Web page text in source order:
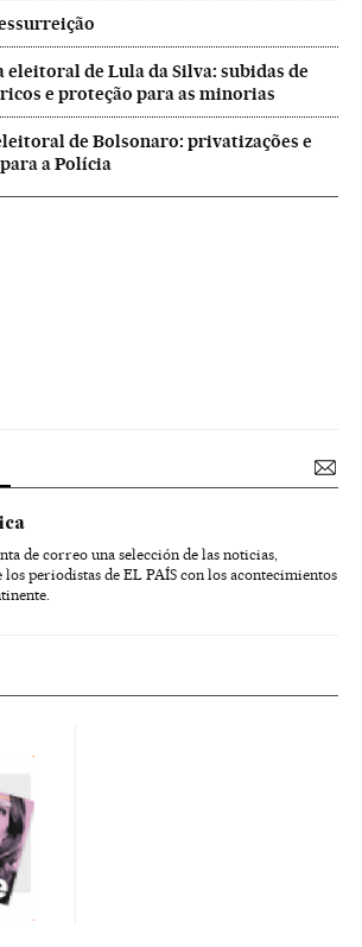
eleitoral de Lula da Silva: subidas de
e proteção para as minorias
de Bolsonaro: privatizações e
a Polícia
de correo una selección de las noticias,
los periodistas de EL PAÍS con los acontecimientos